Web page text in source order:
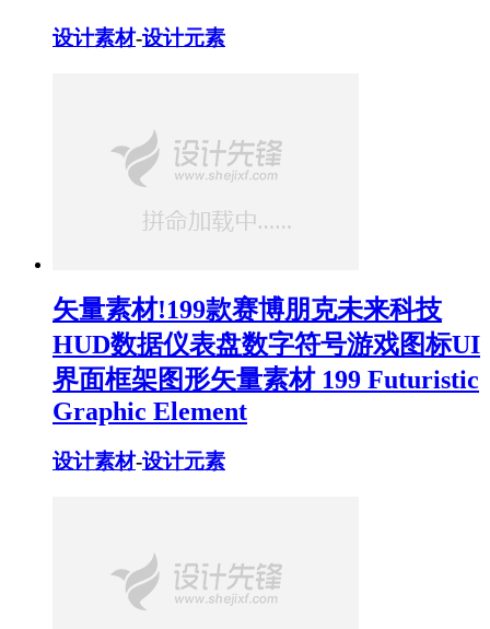
设计素材-设计元素
矢量素材!199款赛博朋克未来科技
HUD数据仪表盘数字符号游戏图标UI
界面框架图形矢量素材 199 Futuristic
Graphic Element
设计素材-设计元素